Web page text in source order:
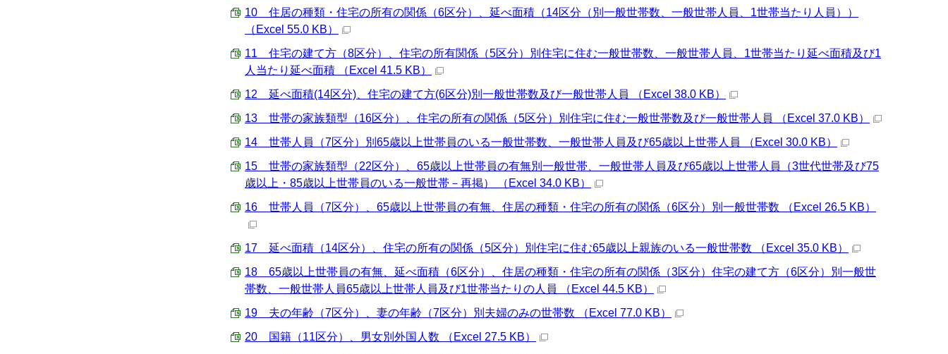
10 住居の種類・住宅の所有の関係（6区分）、延べ面積（14区分（別一般世帯数、一般世帯人員、1世帯当たり人員））
（Excel 55.0 KB）
11 住宅の建て方（8区分）、住宅の所有関係（5区分）別住宅に住む一般世帯数、一般世帯人員、1世帯当たり延べ面積及び1
人当たり延べ面積 （Excel 41.5 KB）
12 延べ面積(14区分)、住宅の建て方(6区分)別一般世帯数及び一般世帯人員 （Excel 38.0 KB）
13 世帯の家族類型（16区分）、住宅の所有の関係（5区分）別住宅に住む一般世帯数及び一般世帯人員 （Excel 37.0 KB）
14 世帯人員（7区分）別65歳以上世帯員のいる一般世帯数、一般世帯人員及び65歳以上世帯人員 （Excel 30.0 KB）
15 世帯の家族類型（22区分）、65歳以上世帯員の有無別一般世帯、一般世帯人員及び65歳以上世帯人員（3世代世帯及び75
歳以上・85歳以上世帯員のいる一般世帯－再掲） （Excel 34.0 KB）
16 世帯人員（7区分）、65歳以上世帯員の有無、住居の種類・住宅の所有の関係（6区分）別一般世帯数 （Excel 26.5 KB）
17 延べ面積（14区分）、住宅の所有の関係（5区分）別住宅に住む65歳以上親族のいる一般世帯数 （Excel 35.0 KB）
18 65歳以上世帯員の有無、延べ面積（6区分）、住居の種類・住宅の所有の関係（3区分）住宅の建て方（6区分）別一般世
帯数、一般世帯人員65歳以上世帯人員及び1世帯当たりの人員 （Excel 44.5 KB）
19 夫の年齢（7区分）、妻の年齢（7区分）別夫婦のみの世帯数 （Excel 77.0 KB）
20 国籍（11区分）、男女別外国人数 （Excel 27.5 KB）